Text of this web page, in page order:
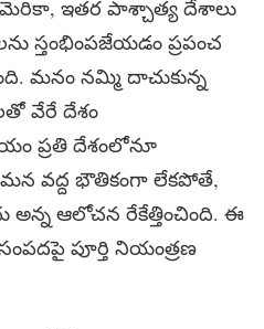
ఇతర పాశ్చాత్య దేశాలు
స్తంభింపజేయడం ప్రపంచ
మనం నమ్మి దాచుకున్న
వేరే దేశం
ప్రతి దేశంలోనూ
వద్ద భౌతికంగా లేకపోతే,
ఆలోచన రేకేత్తించింది. ఈ
పూర్తి నియంత్రణ